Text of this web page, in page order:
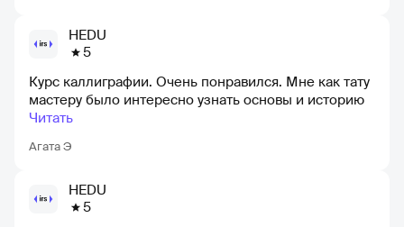
HEDU
5
Агата Э
Курс каллиграфии. Очень понравился. Мне как тату
мастеру было интересно узнать основы и историю
Читать
HEDU
5